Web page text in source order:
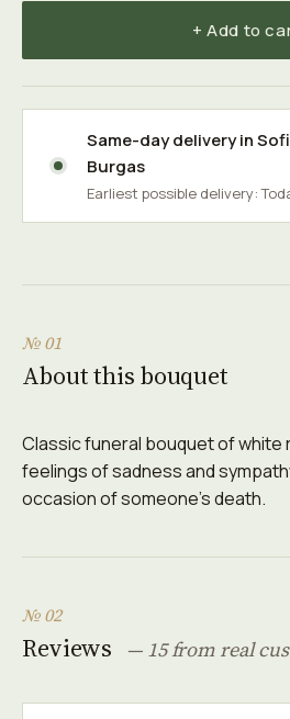
+ Add to
Same-day delivery in
Burgas
Earliest possible delivery:
№ 01
About this bouquet
Classic funeral bouquet of white
feelings of sadness and
occasion of someone's death.
№ 02
Reviews — 15 from real